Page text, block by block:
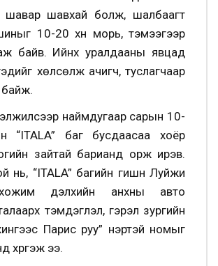
шавар шавхай болж, шалбаагт
10-20 хүн морь, тэмээгээр
байв. Ийнхүү уралдааны явцад
хөлсөлж ачигч, туслагчаар
наймдугаар сарын 10-
“ITALA” баг бусдаасаа хоёр
зайтай барианд орж ирэв.
нь, “ITALA” багийн гишүүн Луйжи
дэлхийн анхны авто
тэмдэглэл, гэрэл зургийн
Парис руу” нэртэй номыг
хүргэж ээ.